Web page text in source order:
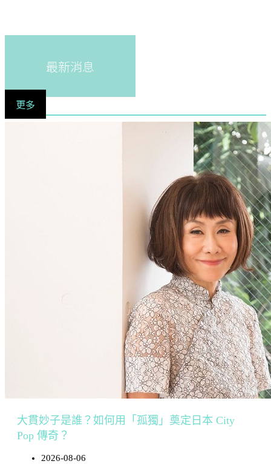
最新消息
更多
大貫妙子是誰？如何用「孤獨」奠定日本 City
Pop 傳奇？
2026-08-06